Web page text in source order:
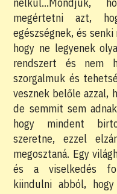
megértetni azt,
egészségnek, és
hogy ne legyenek
rendszert és nem
szorgalmuk és
vesznek belőle azzal,
de semmit sem
hogy mindent
szeretne, ezzel
megosztaná. Egy
és a viselkedés
kiindulni abból,